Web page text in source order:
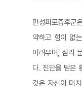
만성피로증후군
약하고 힘이 없
어려우며, 심리
다. 진단을 받은
것은 자신이 미